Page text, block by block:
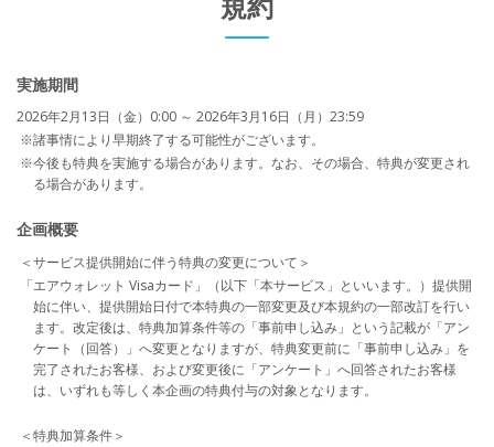
実施期間
2026年2月13日（金）0:00 ～ 2026年3月16日（月）23:59
※諸事情により早期終了する可能性がございます。
※今後も特典を実施する場合があります。なお、その場合、特典が変更され
る場合があります。
企画概要
＜サービス提供開始に伴う特典の変更について＞
「エアウォレット Visaカード」（以下「本サービス」といいます。）提供開
始に伴い、提供開始日付で本特典の一部変更及び本規約の一部改訂を行い
ます。改定後は、特典加算条件等の「事前申し込み」という記載が「アン
ケート（回答）」へ変更となりますが、特典変更前に「事前申し込み」を
完了されたお客様、および変更後に「アンケート」へ回答されたお客様
は、いずれも等しく本企画の特典付与の対象となります。
＜特典加算条件＞